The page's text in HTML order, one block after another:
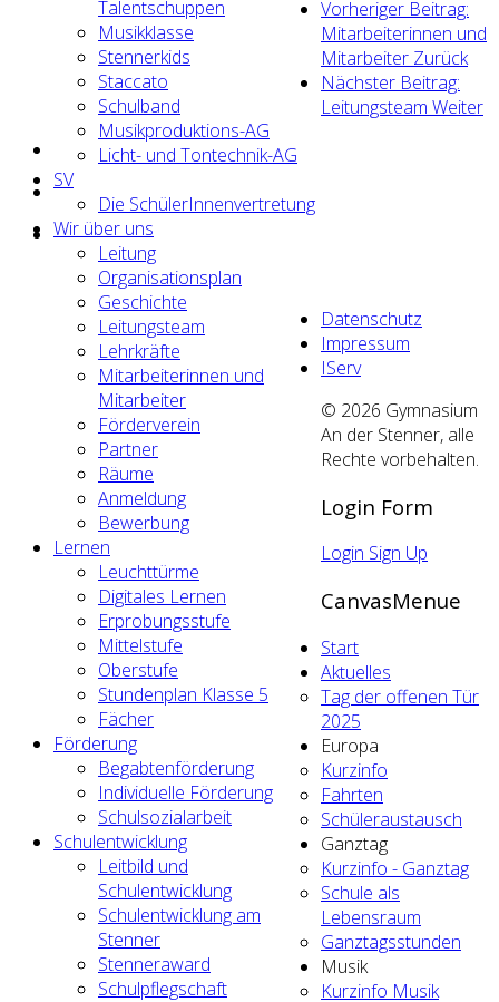
Talentschuppen
Musikklasse
Stennerkids
Staccato
Schulband
Musikproduktions-AG
Licht- und Tontechnik-AG
SV
Die SchülerInnenvertretung
Wir über uns
Leitung
Organisationsplan
Geschichte
Leitungsteam
Lehrkräfte
Mitarbeiterinnen und
Mitarbeiter
Förderverein
Partner
Räume
Anmeldung
Bewerbung
Lernen
Leuchttürme
Digitales Lernen
Erprobungsstufe
Mittelstufe
Oberstufe
Stundenplan Klasse 5
Fächer
Förderung
Begabtenförderung
Individuelle Förderung
Schulsozialarbeit
Schulentwicklung
Leitbild und
Schulentwicklung
Schulentwicklung am
Stenner
Stenneraward
Schulpflegschaft
Vorheriger Beitrag:
Mitarbeiterinnen und
Mitarbeiter Zurück
Nächster Beitrag:
Leitungsteam Weiter
Datenschutz
Impressum
IServ
© 2026 Gymnasium
An der Stenner, alle
Rechte vorbehalten.
Login Form
Login Sign Up
CanvasMenue
Start
Aktuelles
Tag der offenen Tür
2025
Europa
Kurzinfo
Fahrten
Schüleraustausch
Ganztag
Kurzinfo - Ganztag
Schule als
Lebensraum
Ganztagsstunden
Musik
Kurzinfo Musik